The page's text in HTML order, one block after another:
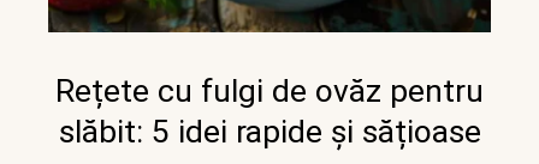
Rețete cu fulgi de ovăz pentru
slăbit: 5 idei rapide și sățioase